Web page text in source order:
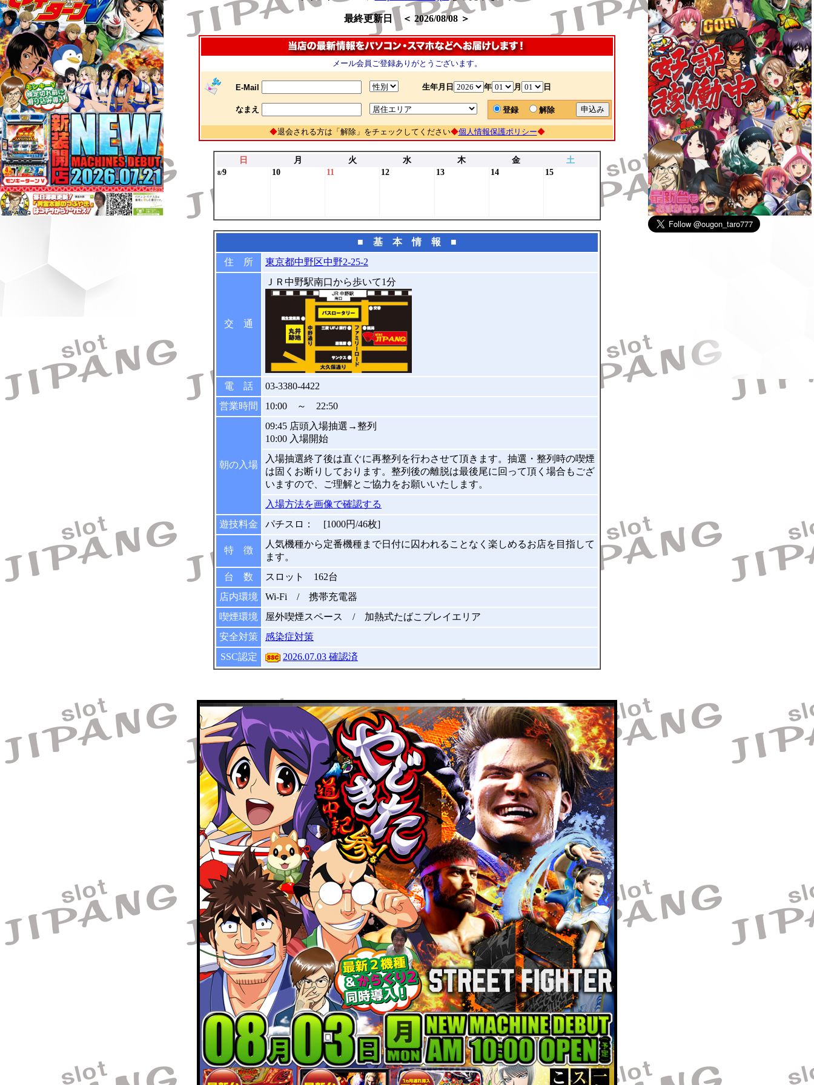
最終更新日 ＜ 2026/08/08 ＞
メール会員ご登録ありがとうございます。
E-Mail 生年月日 年 月 日
なまえ 登録 解除
◆退会される方は「解除」をチェックしてください◆個人情報保護ポリシー◆
日 月 火 水 木 金 土
8/9 10 11 12 13 14 15
■ 基 本 情 報 ■
住 所
東京都中野区中野2-25-2
交 通
ＪＲ中野駅南口から歩いて1分
電 話
03-3380-4422
営業時間
10:00 ～ 22:50
朝の入場
09:45 店頭入場抽選→整列
10:00 入場開始
入場抽選終了後は直ぐに再整列を行わさせて頂きます。抽選・整列時の喫煙
は固くお断りしております。整列後の離脱は最後尾に回って頂く場合もござ
いますので、ご理解とご協力をお願いいたします。
入場方法を画像で確認する
遊技料金
パチスロ： [1000円/46枚]
特 徴
人気機種から定番機種まで日付に囚われることなく楽しめるお店を目指して
ます。
台 数
スロット 162台
店内環境
Wi-Fi / 携帯充電器
喫煙環境
屋外喫煙スペース / 加熱式たばこプレイエリア
安全対策
感染症対策
SSC認定
2026.07.03 確認済